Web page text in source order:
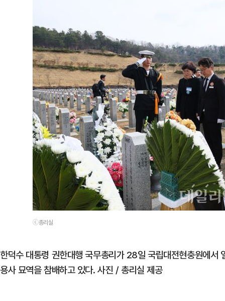
ⓒ총리실
한덕수 대통령 권한대행 국무총리가 28일 국립대전현충원에
용사 묘역을 참배하고 있다. 사진 / 총리실 제공